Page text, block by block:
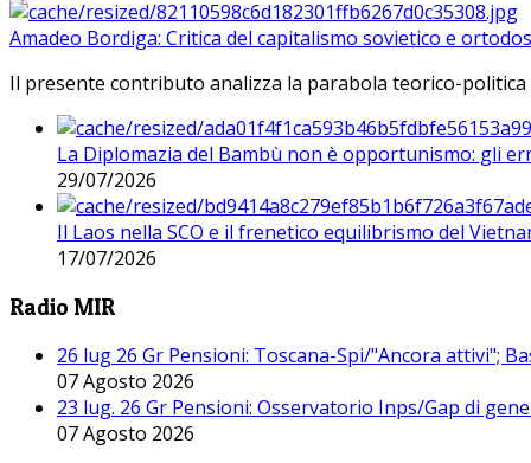
Amadeo Bordiga: Critica del capitalismo sovietico e
Il presente contributo analizza la parabola teorico-
La Diplomazia del Bambù non è opportunismo: gli
29/07/2026
Il Laos nella SCO e il frenetico equilibrismo del
17/07/2026
Radio MIR
26 lug 26 Gr Pensioni: Toscana-Spi/"Ancora attivi";
07 Agosto 2026
23 lug. 26 Gr Pensioni: Osservatorio Inps/Gap di
07 Agosto 2026